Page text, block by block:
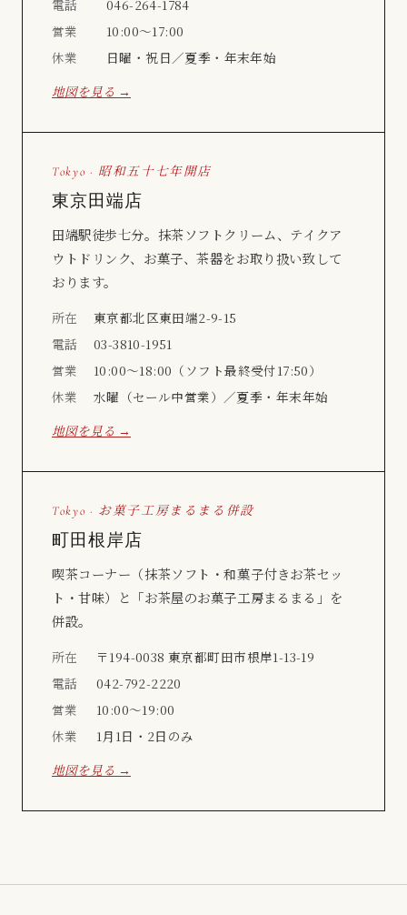
電話
046-264-1784
営業
10:00〜17:00
休業
日曜・祝日／夏季・年末年始
地図を見る →
Tokyo · 昭和五十七年開店
東京田端店
田端駅徒歩七分。抹茶ソフトクリーム、テイクア
ウトドリンク、お菓子、茶器をお取り扱い致して
おります。
所在
東京都北区東田端2-9-15
電話
03-3810-1951
営業
10:00〜18:00（ソフト最終受付17:50）
休業
水曜（セール中営業）／夏季・年末年始
地図を見る →
Tokyo · お菓子工房まるまる併設
町田根岸店
喫茶コーナー（抹茶ソフト・和菓子付きお茶セッ
ト・甘味）と「お茶屋のお菓子工房まるまる」を
併設。
所在
〒194-0038 東京都町田市根岸1-13-19
電話
042-792-2220
営業
10:00〜19:00
休業
1月1日・2日のみ
地図を見る →